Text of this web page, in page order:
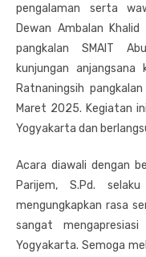
pengalaman serta
Dewan Ambalan
pangkalan SMAIT
kunjungan
Ratnaningsih
Maret 2025. Kegiatan
Yogyakarta dan
Acara diawali dengan
Parijem, S.Pd.
mengungkapkan rasa
sangat
Yogyakarta. Semoga